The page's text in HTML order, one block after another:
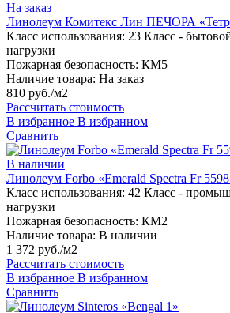
На заказ
Линолеум Комитекс Лин ПЕЧОРА
Класс использования: 23 Класс -
нагрузки
Пожарная безопасность: КМ5
Наличие товара: На заказ
810 руб./м2
Рассчитать стоимость
В избранное В избранном
Сравнить
В наличии
Линолеум Forbo «Emerald Spectra Fr
Класс использования: 42 Класс -
нагрузки
Пожарная безопасность: КМ2
Наличие товара: В наличии
1 372 руб./м2
Рассчитать стоимость
В избранное В избранном
Сравнить